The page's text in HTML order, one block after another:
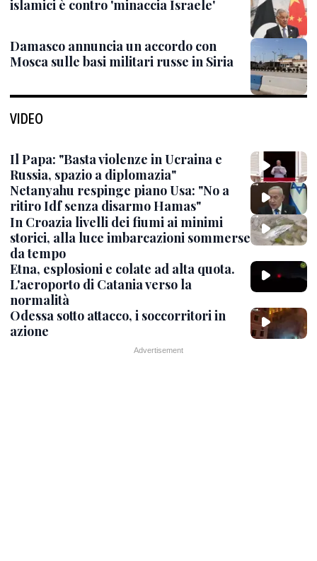
islamici è contro 'minaccia Israele'
Damasco annuncia un accordo con
Mosca sulle basi militari russe in Siria
VIDEO
Il Papa: "Basta violenze in Ucraina e
Russia, spazio a diplomazia"
Netanyahu respinge piano Usa: "No a
ritiro Idf senza disarmo Hamas"
In Croazia livelli dei fiumi ai minimi
storici, alla luce imbarcazioni sommerse
da tempo
Etna, esplosioni e colate ad alta quota.
L'aeroporto di Catania verso la
normalità
Odessa sotto attacco, i soccorritori in
azione